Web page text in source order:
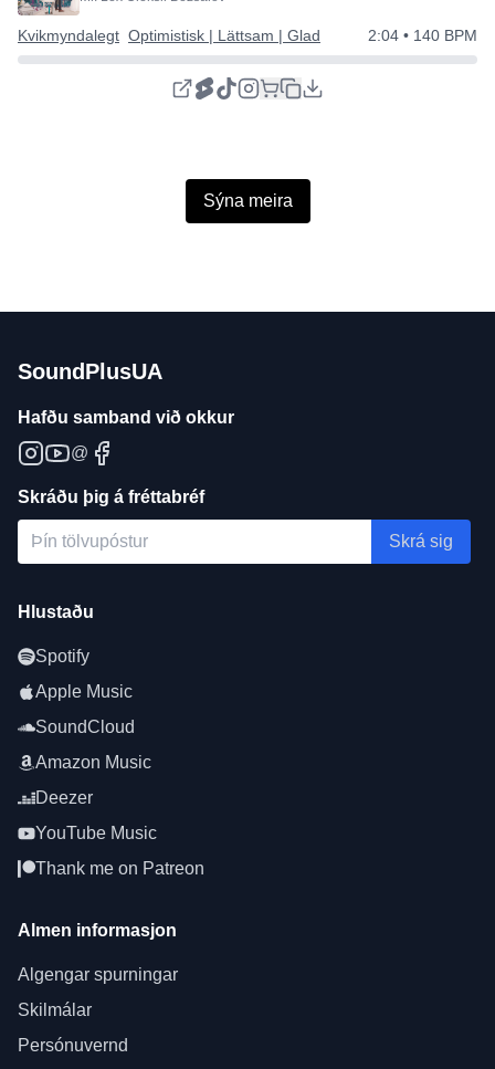
Kvikmyndalegt Optimistisk | Lättsam | Glad 2:04 • 140 BPM
Sýna meira
SoundPlusUA
Hafðu samband við okkur
@
Skráðu þig á fréttabréf
Skrá sig
Hlustaðu
Spotify
Apple Music
SoundCloud
Amazon Music
Deezer
YouTube Music
Thank me on Patreon
Almen informasjon
Algengar spurningar
Skilmálar
Persónuvernd